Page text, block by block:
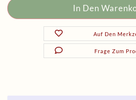
Auf Den
Frage Zum